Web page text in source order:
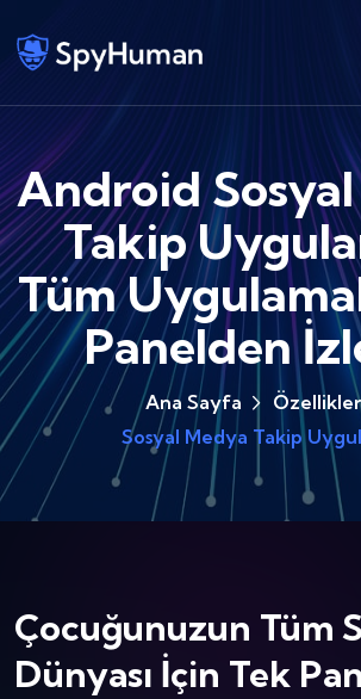
Android
Takip
Tüm
Panelden
Ana Sayfa
Özellikler
Sosyal Medya Takip
Çocuğunuzun Tüm
Dünyası İçin Tek